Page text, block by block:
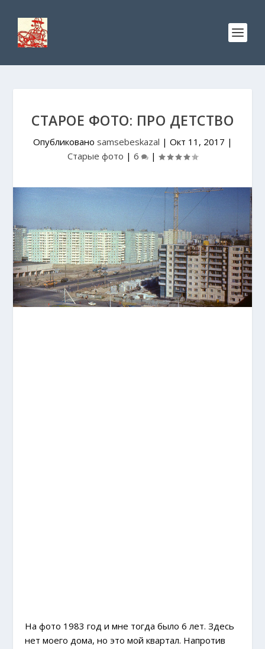
СТАРОЕ ФОТО: ПРО ДЕТСТВО
Опубликовано samsebeskazal | Окт 11, 2017 |
Старые фото | 6 |
На фото 1983 год и мне тогда было 6 лет. Здесь
нет моего дома, но это мой квартал. Напротив